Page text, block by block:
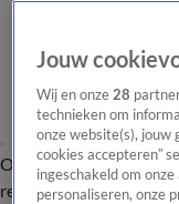
Overzicht Laatste nieuws
redactie
Jouw
Wij en onze28
technieken om
onze website(s), jouw
cookies accepteren”
ingeschakeld om
personaliseren, onze